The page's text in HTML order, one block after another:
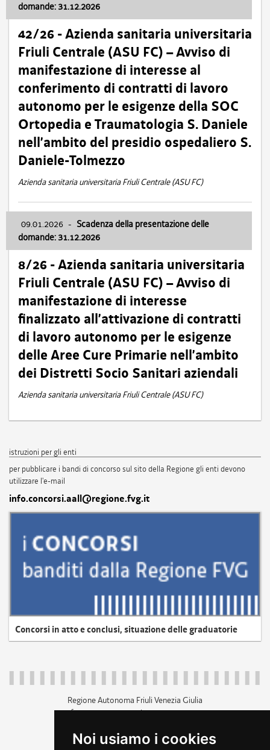
Noi usiamo i cookies
domande: 31.12.2026
42/26 - Azienda sanitaria universitaria
Friuli Centrale (ASU FC) – Avviso di
manifestazione di interesse al
conferimento di contratti di lavoro
autonomo per le esigenze della SOC
Ortopedia e Traumatologia S. Daniele
nell’ambito del presidio ospedaliero S.
Daniele-Tolmezzo
Azienda sanitaria universitaria Friuli Centrale (ASU FC)
09.01.2026 - Scadenza della presentazione delle
domande: 31.12.2026
8/26 - Azienda sanitaria universitaria
Friuli Centrale (ASU FC) – Avviso di
manifestazione di interesse
finalizzato all’attivazione di contratti
di lavoro autonomo per le esigenze
delle Aree Cure Primarie nell’ambito
dei Distretti Socio Sanitari aziendali
Azienda sanitaria universitaria Friuli Centrale (ASU FC)
istruzioni per gli enti
per pubblicare i bandi di concorso sul sito della Regione gli enti devono
utilizzare l'e-mail
info.concorsi.aall@regione.fvg.it
Concorsi in atto e conclusi, situazione delle graduatorie
Regione Autonoma Friuli Venezia Giulia
c.f. 80014930327; p.iva 00526040324
+39 040 3771111